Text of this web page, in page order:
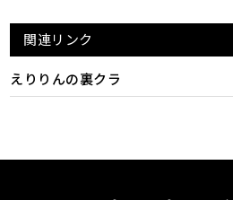
関連リンク
えりりんの裏クラ